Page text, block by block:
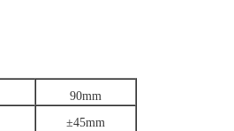
90mm
±45mm